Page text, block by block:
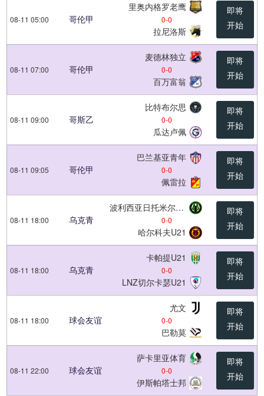
08-11 05:00 哥伦甲
里奥内格罗老鹰
0-0
拉尼洛斯
即将
开始
08-11 07:00 哥伦甲
麦德林独立
0-0
百万富翁
即将
开始
08-11 09:00 哥斯乙
比特布尔思
0-0
瓜达卢佩
即将
开始
08-11 09:05 哥伦甲
巴兰基亚青年
0-0
佩雷拉
即将
开始
08-11 18:00 乌克青
波利西亚日托米尔U21
0-0
哈尔科夫U21
即将
开始
08-11 18:00 乌克青
卡帕提U21
0-0
LNZ切尔卡瑟U21
即将
开始
08-11 18:00 球会友谊
尤文
0-0
巴勒莫
即将
开始
08-11 22:00 球会友谊
萨卡里亚体育
0-0
伊斯帕塔士邦
即将
开始